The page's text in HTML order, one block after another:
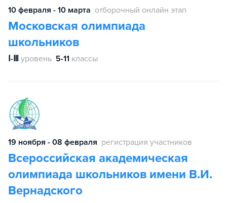
10 февраля - 10 марта отборочный онлайн этап
Московская олимпиада
школьников
Ⅰ-Ⅲ уровень 5-11 классы
19 ноября - 08 февраля регистрация участников
Всероссийская академическая
олимпиада школьников имени В.И.
Вернадского